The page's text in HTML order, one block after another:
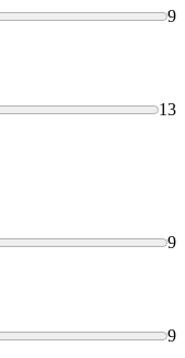
9
13
9
9